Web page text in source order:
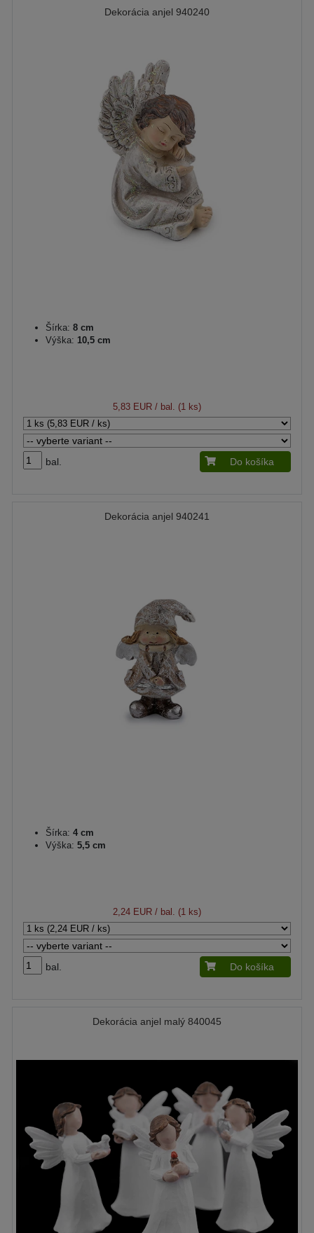
Dekorácia anjel 940240
Šírka: 8 cm
Výška: 10,5 cm
5,83 EUR / bal. (1 ks)
bal. Do košíka
Dekorácia anjel 940241
Šírka: 4 cm
Výška: 5,5 cm
2,24 EUR / bal. (1 ks)
bal. Do košíka
Dekorácia anjel malý 840045